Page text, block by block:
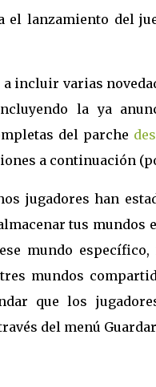
lanzamiento del
incluir varias
la ya
del parche
a continuación
jugadores han
tus mundos
mundo
mundos
que los
del menú